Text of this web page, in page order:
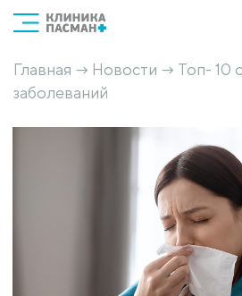
Главная → Новости → Топ- 10
заболеваний